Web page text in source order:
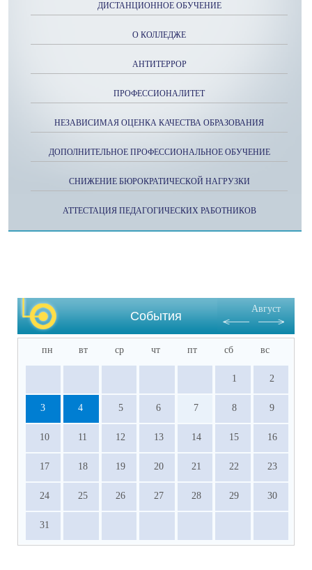
ДИСТАНЦИОННОЕ ОБУЧЕНИЕ
О КОЛЛЕДЖЕ
АНТИТЕРРОР
ПРОФЕССИОНАЛИТЕТ
НЕЗАВИСИМАЯ ОЦЕНКА КАЧЕСТВА ОБРАЗОВАНИЯ
ДОПОЛНИТЕЛЬНОЕ ПРОФЕССИОНАЛЬНОЕ ОБУЧЕНИЕ
СНИЖЕНИЕ БЮРОКРАТИЧЕСКОЙ НАГРУЗКИ
АТТЕСТАЦИЯ ПЕДАГОГИЧЕСКИХ РАБОТНИКОВ
События
Август
пн вт ср чт пт сб вс
1 2
3 4 5 6 7 8 9
10 11 12 13 14 15 16
17 18 19 20 21 22 23
24 25 26 27 28 29 30
31